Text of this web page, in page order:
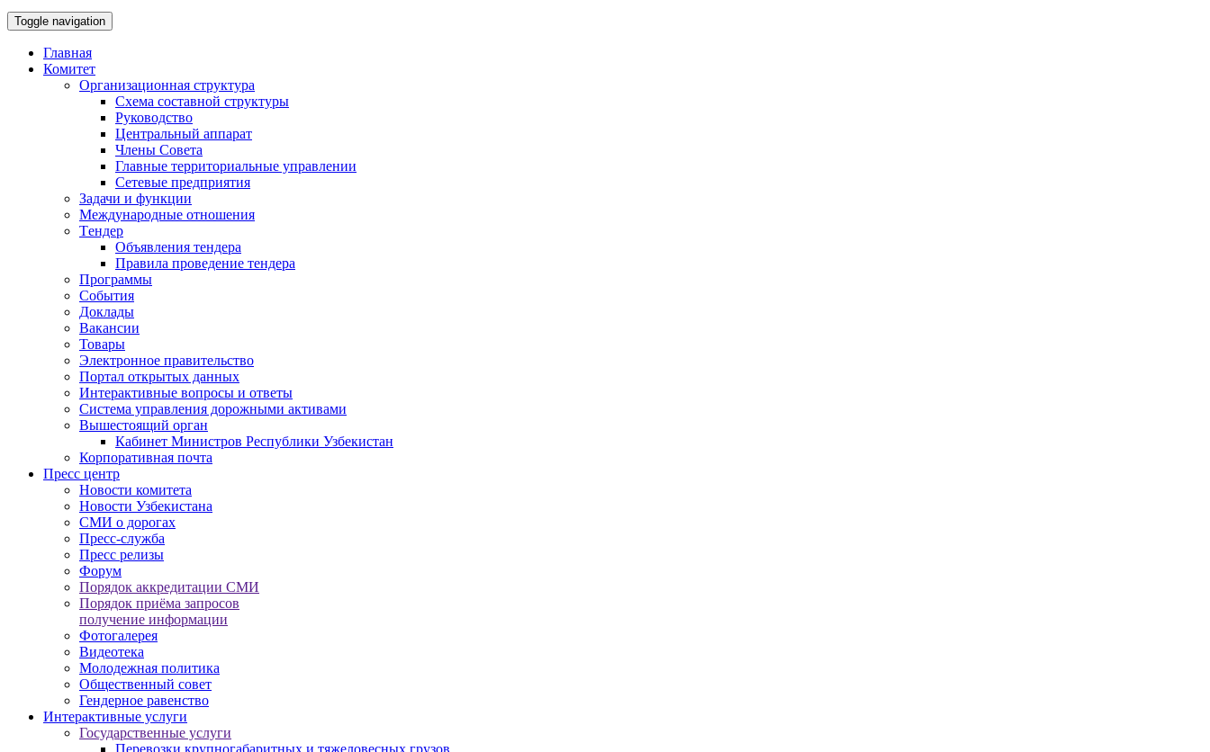
Toggle navigation
Главная
Комитет
Организационная структура
Схема составной структуры
Руководство
Центральный аппарат
Члены Совета
Главные территориальные управлении
Сетевые предприятия
Задачи и функции
Международные отношения
Tендер
Объявления тендера
Правила проведение тендера
Программы
Cобытия
Доклады
Вакансии
Товары
Электронное правительство
Портал открытых данных
Интерактивные вопросы и ответы
Система управления дорожными активами
Вышестоящий орган
Кабинет Министров Республики Узбекистан
Корпоративная почта
Пресс центр
Новости комитета
Новости Узбекистана
СМИ о дорогах
Пресс-служба
Пресс релизы
Форум
Порядок аккредитации СМИ
Порядок приёма запросов
получение информации
Фотогалерея
Видеотека
Молодежная политика
Общественный совет
Гендерное равенство
Интерактивные услуги
Государственные услуги
Перевозки крупногабаритных и тяжеловесных грузов